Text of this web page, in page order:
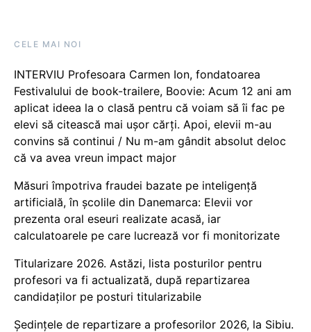
CELE MAI NOI
INTERVIU Profesoara Carmen Ion, fondatoarea
Festivalului de book-trailere, Boovie: Acum 12 ani am
aplicat ideea la o clasă pentru că voiam să îi fac pe
elevi să citească mai ușor cărți. Apoi, elevii m-au
convins să continui / Nu m-am gândit absolut deloc
că va avea vreun impact major
Măsuri împotriva fraudei bazate pe inteligență
artificială, în școlile din Danemarca: Elevii vor
prezenta oral eseuri realizate acasă, iar
calculatoarele pe care lucrează vor fi monitorizate
Titularizare 2026. Astăzi, lista posturilor pentru
profesori va fi actualizată, după repartizarea
candidaților pe posturi titularizabile
Ședințele de repartizare a profesorilor 2026, la Sibiu.